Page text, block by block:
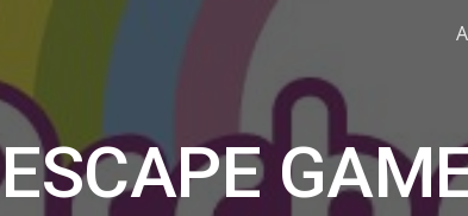
Skip to main content
ESCAPE